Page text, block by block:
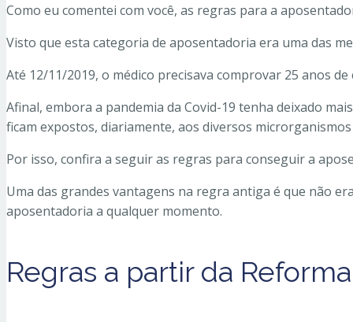
Como eu comentei com você, as regras para a
Visto que esta categoria de aposentadoria era uma das
Até 12/11/2019, o médico precisava comprovar 25 anos
Afinal, embora a pandemia da Covid-19 tenha deixado
ficam expostos, diariamente, aos diversos
Por isso, confira a seguir as regras para conseguir a
Uma das grandes vantagens na regra antiga é que não
aposentadoria a qualquer momento.
Regras a partir da Reforma